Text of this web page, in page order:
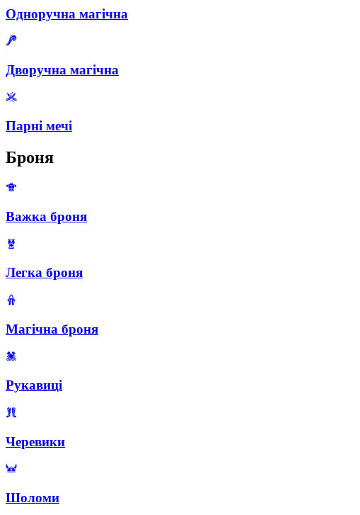
Одноручна магічна
Дворучна магічна
Парні мечі
Броня
Важка броня
Легка броня
Магічна броня
Рукавиці
Черевики
Шоломи